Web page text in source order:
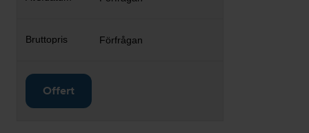
Förfrågan
Offert